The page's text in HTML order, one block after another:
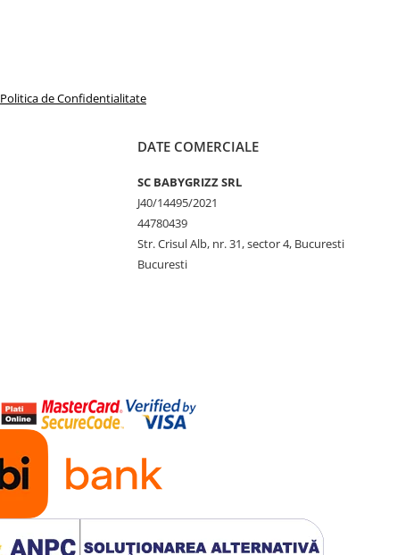
Politica de Confidentialitate
DATE COMERCIALE
SC BABYGRIZZ SRL
J40/14495/2021
44780439
Str. Crisul Alb, nr. 31, sector 4, Bucuresti
Bucuresti